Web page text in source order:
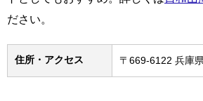
ださい。
住所・アクセス 〒669-6122 兵庫